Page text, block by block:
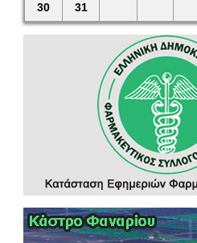
30 31